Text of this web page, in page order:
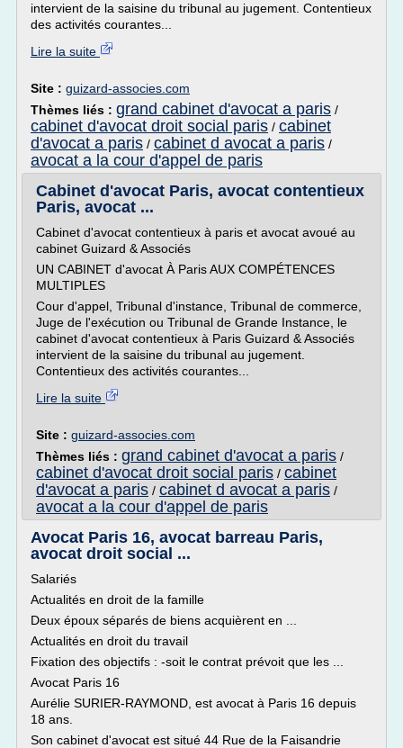
intervient de la saisine du tribunal au jugement. Contentieux
des activités courantes...
Lire la suite
Site : guizard-associes.com
Thèmes liés : grand cabinet d'avocat a paris /
cabinet d'avocat droit social paris / cabinet
d'avocat a paris / cabinet d avocat a paris /
avocat a la cour d'appel de paris
Cabinet d'avocat Paris, avocat contentieux
Paris, avocat ...
Cabinet d'avocat contentieux à paris et avocat avoué au
cabinet Guizard & Associés
UN CABINET d'avocat À Paris AUX COMPÉTENCES
MULTIPLES
Cour d'appel, Tribunal d'instance, Tribunal de commerce,
Juge de l'exécution ou Tribunal de Grande Instance, le
cabinet d'avocat contentieux à Paris Guizard & Associés
intervient de la saisine du tribunal au jugement.
Contentieux des activités courantes...
Lire la suite
Site : guizard-associes.com
Thèmes liés : grand cabinet d'avocat a paris /
cabinet d'avocat droit social paris / cabinet
d'avocat a paris / cabinet d avocat a paris /
avocat a la cour d'appel de paris
Avocat Paris 16, avocat barreau Paris,
avocat droit social ...
Salariés
Actualités en droit de la famille
Deux époux séparés de biens acquièrent en ...
Actualités en droit du travail
Fixation des objectifs : -soit le contrat prévoit que les ...
Avocat Paris 16
Aurélie SURIER-RAYMOND, est avocat à Paris 16 depuis
18 ans.
Son cabinet d'avocat est situé 44 Rue de la Faisandrie